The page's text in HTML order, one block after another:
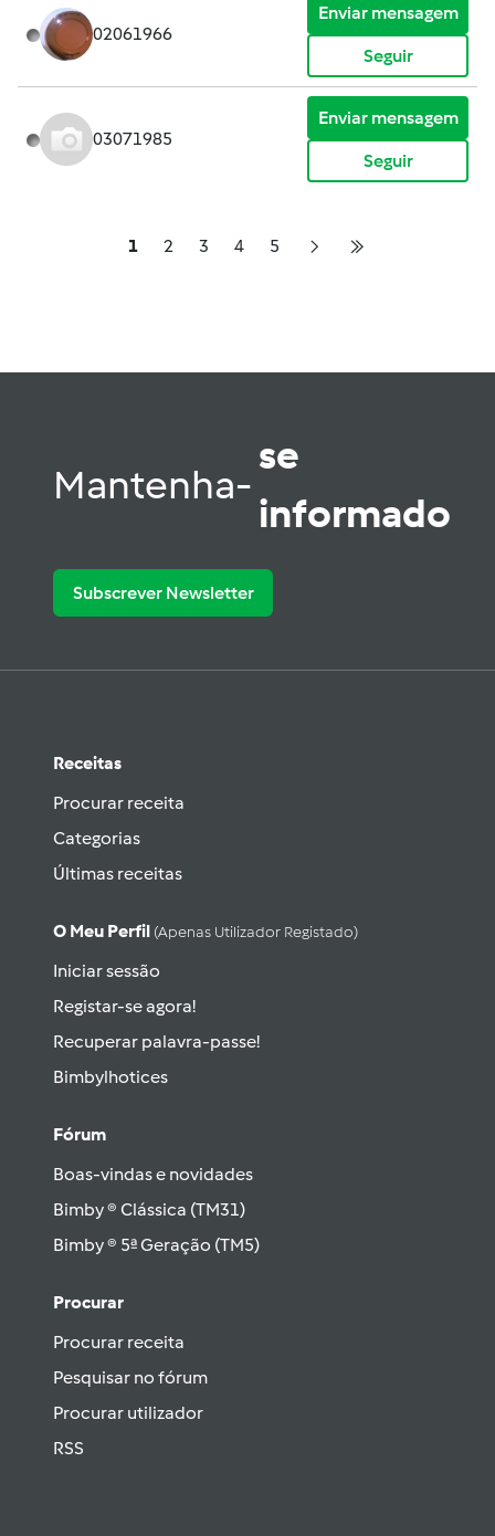
02061966
Enviar mensagem
Seguir
03071985
Enviar mensagem
Seguir
1 2 3 4 5
Mantenha-
se
informado
Subscrever Newsletter
Receitas
Procurar receita
Categorias
Últimas receitas
O Meu Perfil (apenas Utilizador Registado)
Iniciar sessão
Registar-se agora!
Recuperar palavra-passe!
Bimbylhotices
Fórum
Boas-vindas e novidades
Bimby ® Clássica (TM31)
Bimby ® 5ª Geração (TM5)
Procurar
Procurar receita
Pesquisar no fórum
Procurar utilizador
RSS